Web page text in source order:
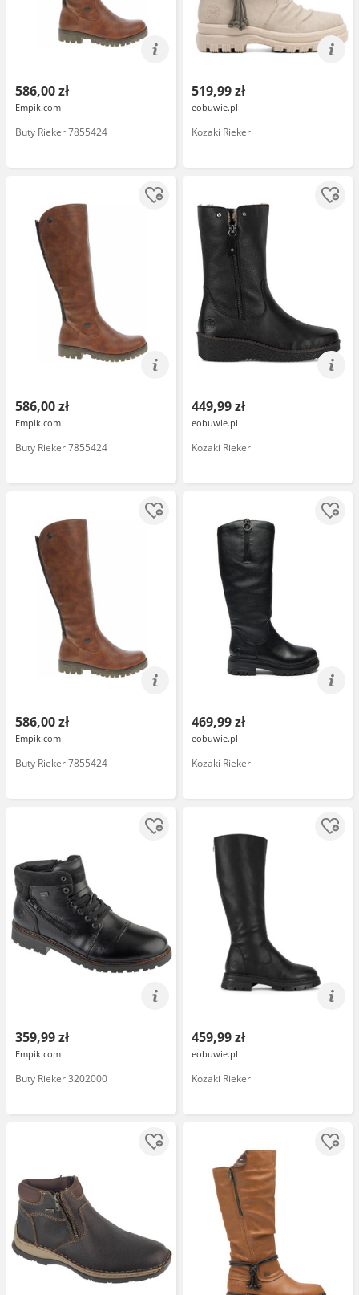
586,00 zł
Empik.com
Buty Rieker 7855424
519,99 zł
eobuwie.pl
Kozaki Rieker
586,00 zł
Empik.com
Buty Rieker 7855424
449,99 zł
eobuwie.pl
Kozaki Rieker
586,00 zł
Empik.com
Buty Rieker 7855424
469,99 zł
eobuwie.pl
Kozaki Rieker
359,99 zł
Empik.com
Buty Rieker 3202000
459,99 zł
eobuwie.pl
Kozaki Rieker